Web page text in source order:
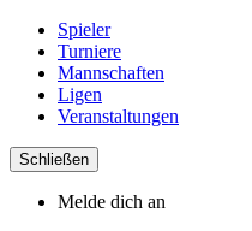
Spieler
Turniere
Mannschaften
Ligen
Veranstaltungen
Schließen
Melde dich an